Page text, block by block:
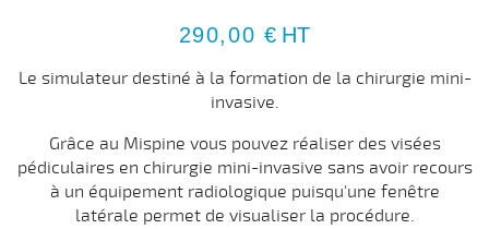
290,00 € HT
Le simulateur destiné à la formation de la chirurgie mini-
invasive.
Grâce au Mispine vous pouvez réaliser des visées
pédiculaires en chirurgie mini-invasive sans avoir recours
à un équipement radiologique puisqu'une fenêtre
latérale permet de visualiser la procédure.